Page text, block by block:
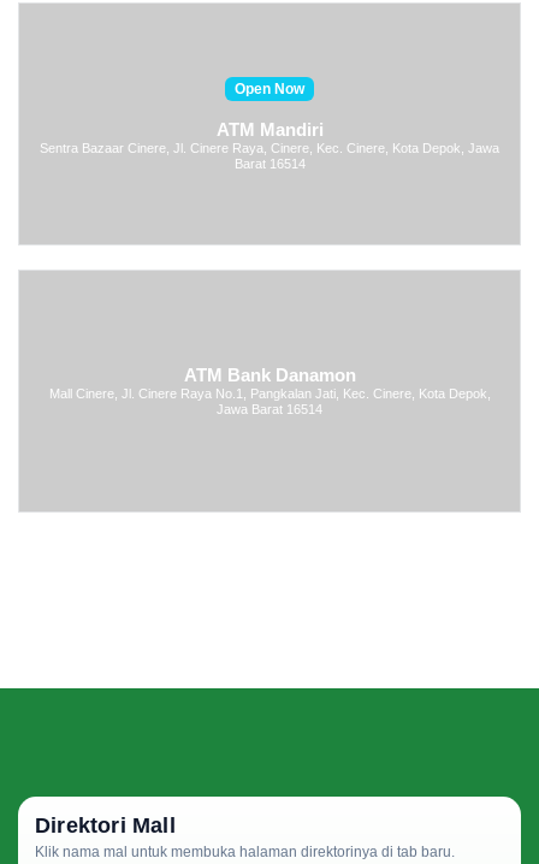
Open Now
ATM Mandiri
Sentra Bazaar Cinere, Jl. Cinere Raya, Cinere, Kec. Cinere, Kota Depok, Jawa
Barat 16514
ATM Bank Danamon
Mall Cinere, Jl. Cinere Raya No.1, Pangkalan Jati, Kec. Cinere, Kota Depok,
Jawa Barat 16514
Direktori Mall
Klik nama mal untuk membuka halaman direktorinya di tab baru.